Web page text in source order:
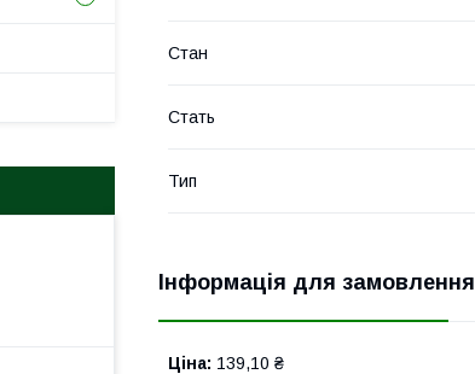
Стан
Стать
Тип
Інформація для замовлення
Ціна: 139,10 ₴